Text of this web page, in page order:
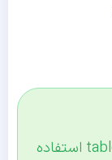
از افزونه table of contents استفاده